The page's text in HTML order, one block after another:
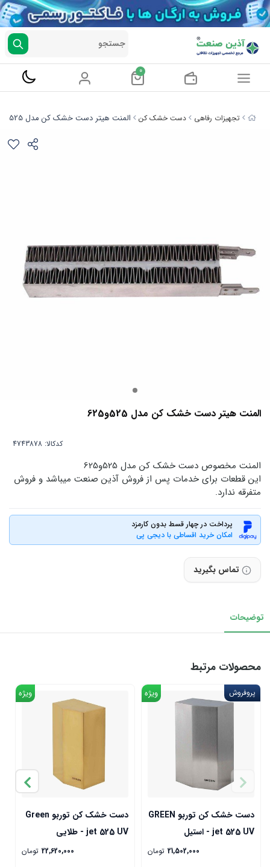
تجهیزات رفاهی دست خشک کن المنت هیتر دست خشک کن مدل 525و625
کدکالا:
المنت هیتر دست خشک کن مدل 525و625
المنت مخصوص دست خشک کن مدل 525و625
این قطعات برای خدمات پس از فروش آذین صنعت میباشد و فروش
متفرقه ندارد.
پرداخت در چهار قسط بدون کارمزد
امکان خرید اقساطی با دیجی پی
تماس بگیرید
توضیحات
محصولات مرتبط
پروفروش ویژه
دست خشک کن توربو GREEN
jet 525 UV - استیل
21,502,000 تومان
ویژه
دست خشک کن توربو Green
jet 525 UV - طلایی
22,620,000 تومان
جستجو
0